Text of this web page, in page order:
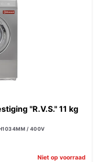
"R.V.S." 11 kg
/ 400V
Niet op voorraad